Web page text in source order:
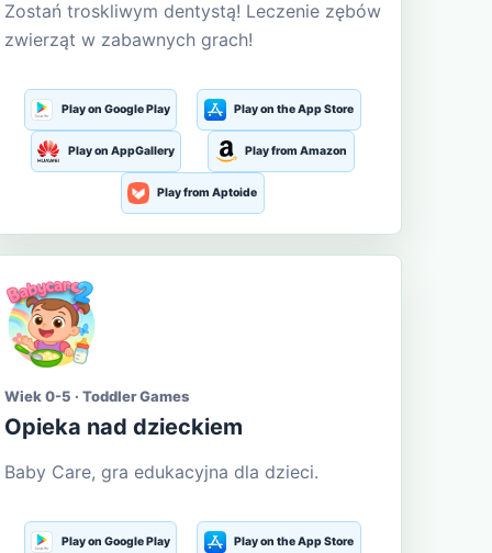
Zostań troskliwym dentystą! Leczenie zębów
zwierząt w zabawnych grach!
Play on Google Play Play on the App Store
Play on AppGallery Play from Amazon
Play from Aptoide
Wiek 0-5 · Toddler Games
Opieka nad dzieckiem
Baby Care, gra edukacyjna dla dzieci.
Play on Google Play Play on the App Store